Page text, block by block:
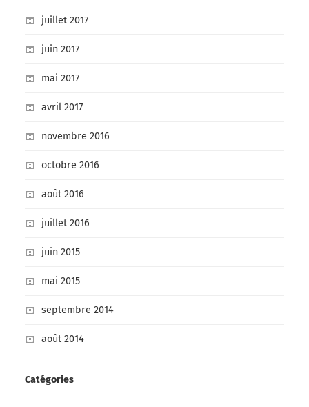
juillet 2017
juin 2017
mai 2017
avril 2017
novembre 2016
octobre 2016
août 2016
juillet 2016
juin 2015
mai 2015
septembre 2014
août 2014
Catégories